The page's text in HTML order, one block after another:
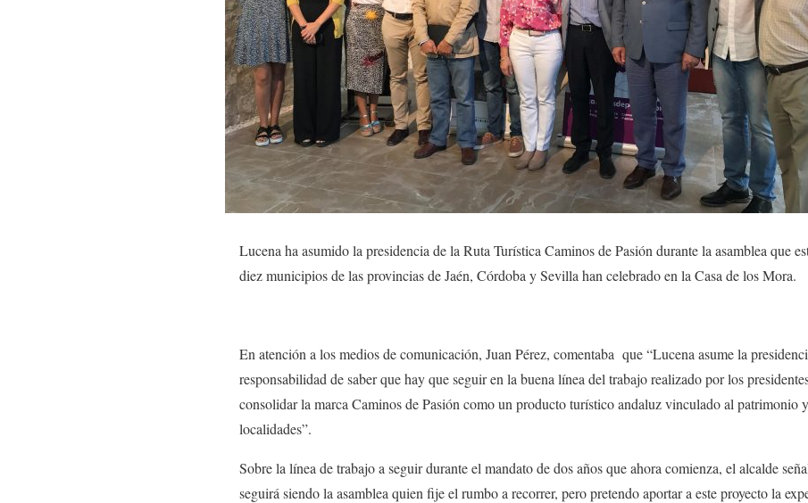
Lucena ha asumido la presidencia de la Ruta Turística Caminos de Pasión durante la asamblea que
diez municipios de las provincias de Jaén, Córdoba y Sevilla han celebrado en la Casa de los Mora.
En atención a los medios de comunicación, Juan Pérez, comentaba que “Lucena asume la
responsabilidad de saber que hay que seguir en la buena línea del trabajo realizado por los
consolidar la marca Caminos de Pasión como un producto turístico andaluz vinculado al patrimonio
localidades”.
Sobre la línea de trabajo a seguir durante el mandato de dos años que ahora comienza, el alcalde
seguirá siendo la asamblea quien fije el rumbo a recorrer, pero pretendo aportar a este proyecto la